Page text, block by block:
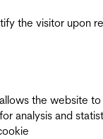
the visitor upon
the website to
analysis and